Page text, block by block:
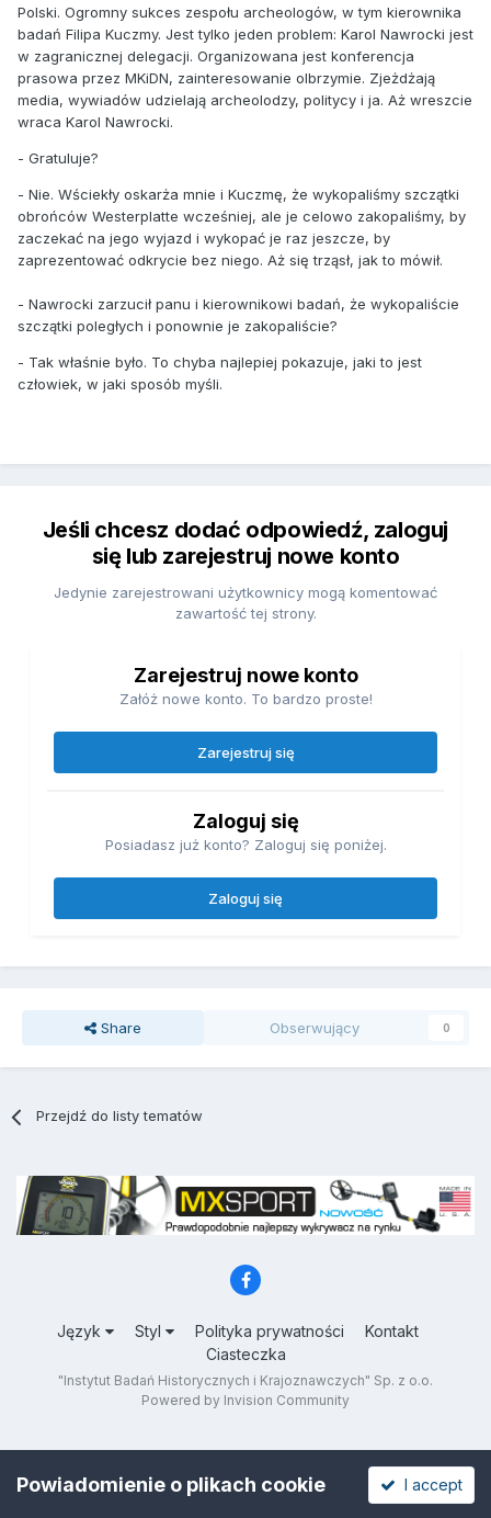
Polski. Ogromny sukces zespołu archeologów, w tym kierownika
badań Filipa Kuczmy. Jest tylko jeden problem: Karol Nawrocki jest
w zagranicznej delegacji. Organizowana jest konferencja
prasowa przez MKiDN, zainteresowanie olbrzymie. Zjeżdżają
media, wywiadów udzielają archeolodzy, politycy i ja. Aż wreszcie
wraca Karol Nawrocki.
- Gratuluje?
- Nie. Wściekły oskarża mnie i Kuczmę, że wykopaliśmy szczątki
obrońców Westerplatte wcześniej, ale je celowo zakopaliśmy, by
zaczekać na jego wyjazd i wykopać je raz jeszcze, by
zaprezentować odkrycie bez niego. Aż się trząsł, jak to mówił.
- Nawrocki zarzucił panu i kierownikowi badań, że wykopaliście
szczątki poległych i ponownie je zakopaliście?
- Tak właśnie było. To chyba najlepiej pokazuje, jaki to jest
człowiek, w jaki sposób myśli.
Jeśli chcesz dodać odpowiedź, zaloguj
się lub zarejestruj nowe konto
Jedynie zarejestrowani użytkownicy mogą komentować
zawartość tej strony.
Zarejestruj nowe konto
Załóż nowe konto. To bardzo proste!
Zarejestruj się
Zaloguj się
Posiadasz już konto? Zaloguj się poniżej.
Zaloguj się
Share Obserwujący 0
Przejdź do listy tematów
Język Styl Polityka prywatności
Kontakt
Ciasteczka
"Instytut Badań Historycznych i Krajoznawczych" Sp. z o.o.
Powered by Invision Community
Powiadomienie o plikach cookie I accept